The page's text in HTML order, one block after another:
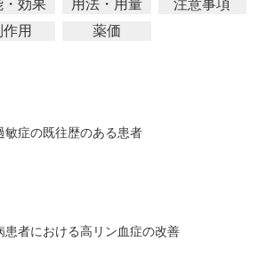
・効果 用法・用量
注意事項
作用 薬価
敏症の既往歴のある患者
患者における高リン血症の改善